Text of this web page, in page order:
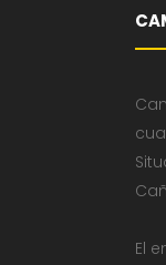
El